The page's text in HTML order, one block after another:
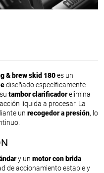
& brew skid 180es un
diseñado específicamente
tambor clarificadorelimina
líquida a procesar. La
un recogedor a presión, lo
y un motor con brida
de accionamiento estable y